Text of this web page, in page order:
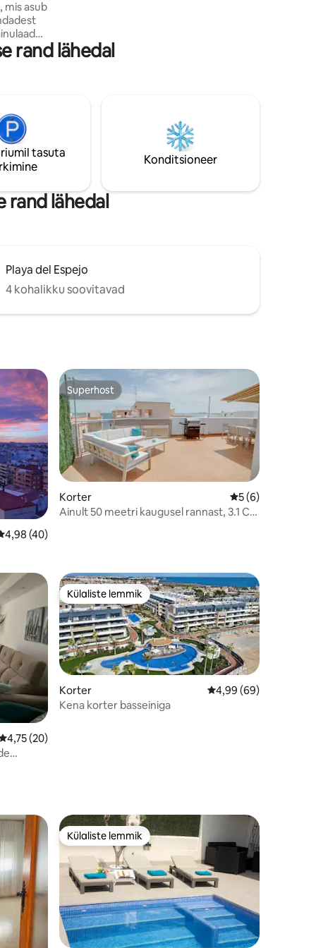
mis asub
sulle
sinu
rand lähedal
tasuta
Konditsioneer
rand lähedal
Playa del Espejo
4 kohalikku soovitavad
hinnang 4,98/5, 40 hinnangut
4,98 (40)
Superhost
Superhost
Korter Keskmine
5 (6)
Ainult 50 meetri kaugusel rannast, 3.1 C.
hinnang 4,75/5, 20 hinnangut
4,75 (20)
Külaliste lemmik
Külaliste lemmik
Korter Keskmine hinnang
4,99 (69)
Kena korter basseiniga
Külaliste lemmik
Külaliste lemmik